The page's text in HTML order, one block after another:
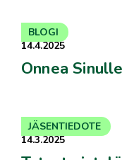
14.4.2025
Onnea
BLOGI
14.3.2025
JÄSENTIEDOTE